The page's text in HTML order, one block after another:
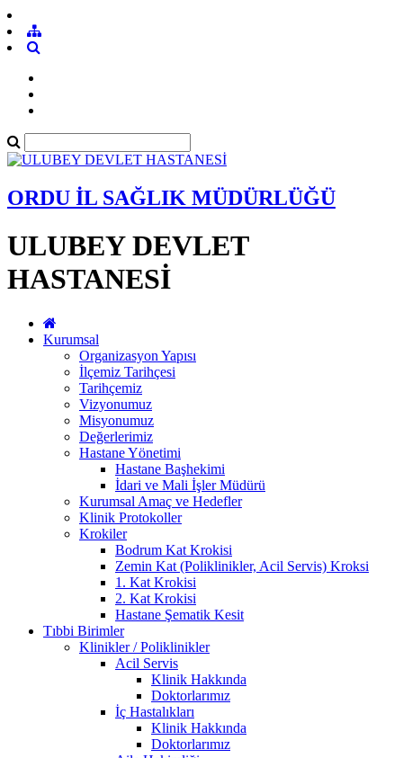
ORDU İL SAĞLIK MÜDÜRLÜĞÜ
ULUBEY DEVLET
HASTANESİ
Kurumsal
Organizasyon Yapısı
İlçemiz Tarihçesi
Tarihçemiz
Vizyonumuz
Misyonumuz
Değerlerimiz
Hastane Yönetimi
Hastane Başhekimi
İdari ve Mali İşler Müdürü
Kurumsal Amaç ve Hedefler
Klinik Protokoller
Krokiler
Bodrum Kat Krokisi
Zemin Kat (Poliklinikler, Acil Servis) Kroksi
1. Kat Krokisi
2. Kat Krokisi
Hastane Şematik Kesit
Tıbbi Birimler
Klinikler / Poliklinikler
Acil Servis
Klinik Hakkında
Doktorlarımız
İç Hastalıkları
Klinik Hakkında
Doktorlarımız